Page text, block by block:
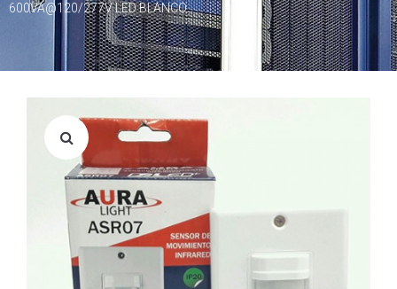
600VA@120/277V LED BLANCO